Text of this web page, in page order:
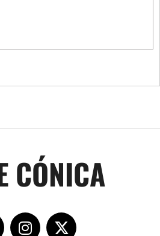
CÓNICA